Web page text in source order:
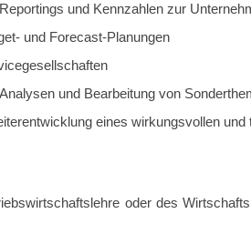
und Kennzahlen zur
und Forecast-Planungen
und Bearbeitung von
eines wirkungsvollen
oder des